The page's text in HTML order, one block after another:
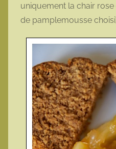
uniquement la chair
de pamplemousse